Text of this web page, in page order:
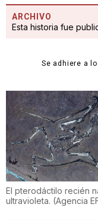
ARCHIVO
Esta historia fue
Se adhiere a
El pterodáctilo recién
ultravioleta. (Agencia